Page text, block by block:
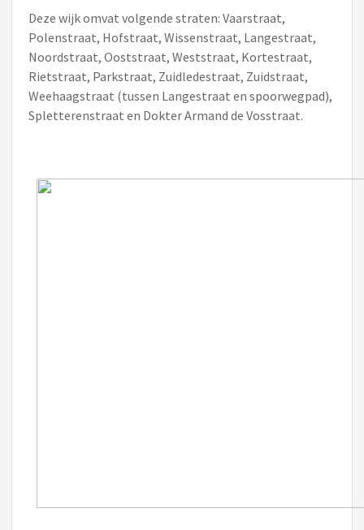
Deze wijk omvat volgende straten: Vaarstraat,
Polenstraat, Hofstraat, Wissenstraat, Langestraat,
Noordstraat, Ooststraat, Weststraat, Kortestraat,
Rietstraat, Parkstraat, Zuidledestraat, Zuidstraat,
Weehaagstraat (tussen Langestraat en spoorwegpad),
Spletterenstraat en Dokter Armand de Vosstraat.